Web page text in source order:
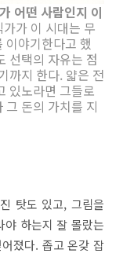
어떤 사람인지 이
가 이 시대는 무
이야기한다고 했
선택의 자유는 점
까지 한다. 얇은 전
있노라면 그들로
그 돈의 가치를 지
탓도 있고, 그림을
야 하는지 잘 몰랐는
졌다. 좁고 온갖 잡